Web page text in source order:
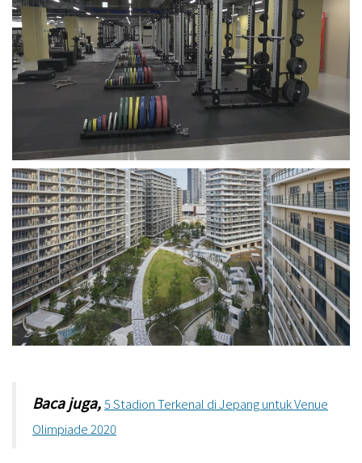
Baca juga,5 Stadion Terkenal di Jepang untuk Venue
Olimpiade 2020